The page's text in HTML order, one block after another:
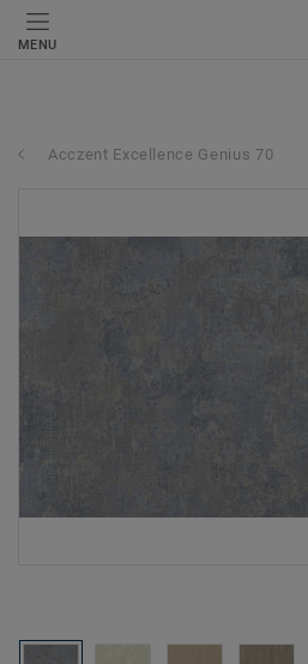
MENU
Acczent Excellence Genius 70